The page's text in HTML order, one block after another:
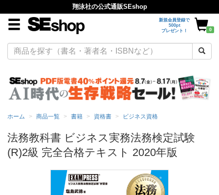
翔泳社の公式通販SEshop
新規会員登録で
500pt
プレゼント！
0
ホーム 商品一覧 書籍 資格書 ビジネス資格
法務教科書 ビジネス実務法務検定試験
(R)2級 完全合格テキスト 2020年版